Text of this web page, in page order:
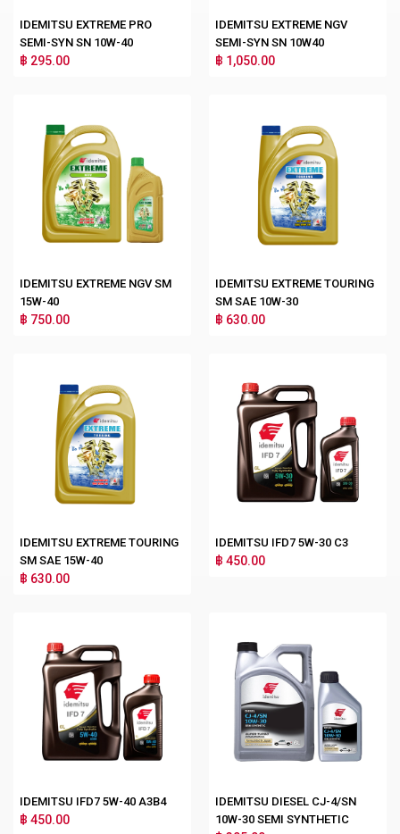
IDEMITSU EXTREME PRO
SEMI-SYN SN 10W-40
฿ 295.00
IDEMITSU EXTREME NGV
SEMI-SYN SN 10W40
฿ 1,050.00
IDEMITSU EXTREME NGV SM
15W-40
฿ 750.00
IDEMITSU EXTREME TOURING
SM SAE 10W-30
฿ 630.00
IDEMITSU EXTREME TOURING
SM SAE 15W-40
฿ 630.00
IDEMITSU IFD7 5W-30 C3
฿ 450.00
IDEMITSU IFD7 5W-40 A3B4
฿ 450.00
IDEMITSU DIESEL CJ-4/SN
10W-30 SEMI SYNTHETIC